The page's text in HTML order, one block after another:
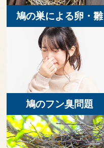
鳩の巣による卵・雛
鳩のフン臭問題